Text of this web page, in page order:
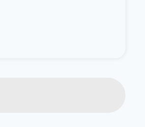
ouvre la voie à une
: chaque choix
influence